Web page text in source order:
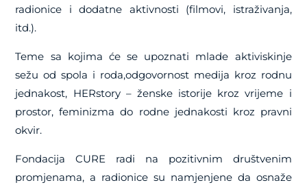
radionice i dodatne aktivnosti (filmovi, istraživanja,
itd.).
Teme sa kojima će se upoznati mlade aktiviskinje
sežu od spola i roda,odgovornost medija kroz rodnu
jednakost, HERstory – ženske istorije kroz vrijeme i
prostor, feminizma do rodne jednakosti kroz pravni
okvir.
Fondacija CURE radi na pozitivnim društvenim
promjenama, a radionice su namjenjene da osnaže